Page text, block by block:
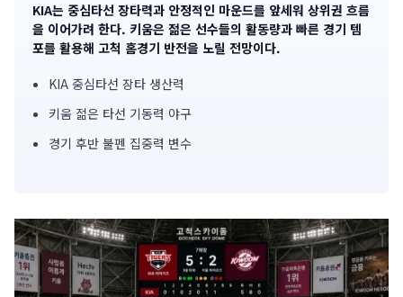
기
사
핵
심
KIA는 중심타선 장타력과 안정적인 마운드를 앞세워 상위권 흐름
을 이어가려 한다. 키움은 젊은 선수들의 활동량과 빠른 경기 템
포를 활용해 고척 홈경기 반전을 노릴 전망이다.
KIA 중심타선 장타 생산력
키움 젊은 타선 기동력 야구
경기 후반 불펜 집중력 변수